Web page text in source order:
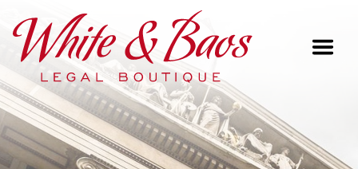
Main Navigation